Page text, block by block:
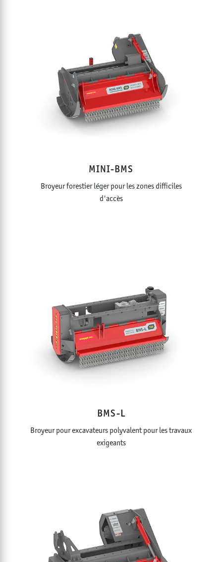
MINI-BMS
Broyeur forestier léger pour les zones difficiles
d'accès
BMS-L
Broyeur pour excavateurs polyvalent pour les travaux
exigeants